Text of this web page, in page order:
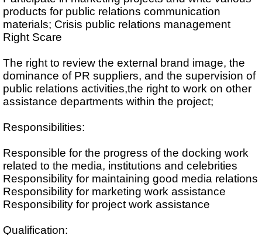
products for public relations communication
materials; Crisis public relations management
Right Scare
The right to review the external brand image, the
dominance of PR suppliers, and the supervision of
public relations activities,the right to work on other
assistance departments within the project;
Responsibilities:
Responsible for the progress of the docking work
related to the media, institutions and celebrities
Responsibility for maintaining good media relations
Responsibility for marketing work assistance
Responsibility for project work assistance
Qualification: